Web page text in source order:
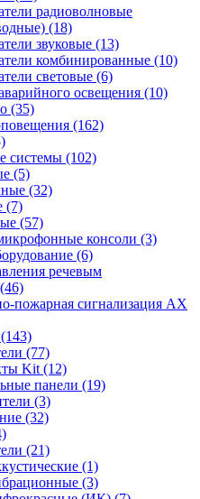
радиоволновые
(18)
звуковые (13)
комбинированные (10)
световые (6)
освещения (10)
(35)
(162)
системы (102)
(5)
(32)
(7)
(57)
консоли (3)
(6)
речевым
(46)
пожарная сигнализация AX
(143)
(77)
Kit (12)
панели (19)
(3)
(32)
(21)
(1)
(3)